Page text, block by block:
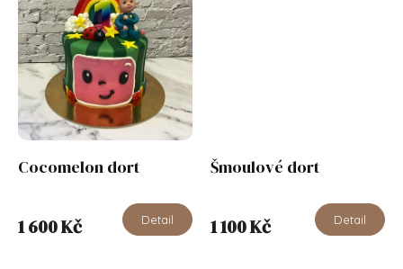
Cocomelon dort
1 600 Kč Detail
Šmoulové dort
1 100 Kč Detail